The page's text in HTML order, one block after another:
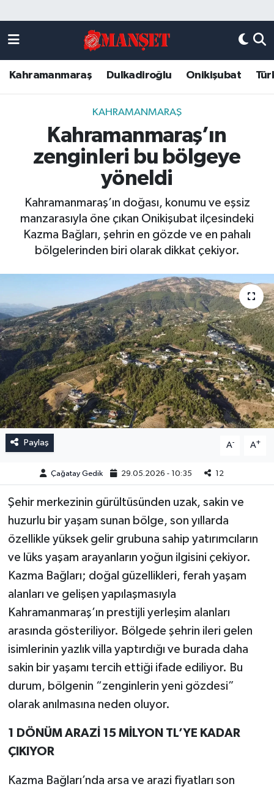
Kahramanmaraş Dulkadiroğlu Onikişubat
KAHRAMANMARAŞ
Kahramanmaraş’ın
zenginleri bu bölgeye
yöneldi
Kahramanmaraş’ın doğası, konumu ve eşsiz
manzarasıyla öne çıkan Onikişubat ilçesindeki
Kazma Bağları, şehrin en gözde ve en pahalı
bölgelerinden biri olarak dikkat çekiyor.
Paylaş A- A+
Çağatay Gedik 29.05.2026 - 10:35 12
Şehir merkezinin gürültüsünden uzak, sakin ve
huzurlu bir yaşam sunan bölge, son yıllarda
özellikle yüksek gelir grubuna sahip yatırımcıların
ve lüks yaşam arayanların yoğun ilgisini çekiyor.
Kazma Bağları; doğal güzellikleri, ferah yaşam
alanları ve gelişen yapılaşmasıyla
Kahramanmaraş’ın prestijli yerleşim alanları
arasında gösteriliyor. Bölgede şehrin ileri gelen
isimlerinin yazlık villa yaptırdığı ve burada daha
sakin bir yaşamı tercih ettiği ifade ediliyor. Bu
durum, bölgenin “zenginlerin yeni gözdesi”
olarak anılmasına neden oluyor.
1 DÖNÜM ARAZİ 15 MİLYON TL’YE KADAR
ÇIKIYOR
Kazma Bağları’nda arsa ve arazi fiyatları son
DULKADİROĞLU
KAHRAMANMARAŞ
ONİKİŞUBAT
Künye
Kahramanmaraş Nöbetçi Eczaneler
Kahramanmaraş Hava Durumu
Kahramanmaraş Trafik Yoğunluk Haritası
Süper Lig Puan Durumu ve Fikstür
Son Dakika Haberleri
Haber Arşivi